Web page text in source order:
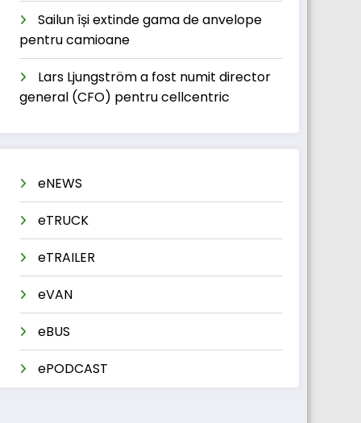
Sailun își extinde gama de anvelope
pentru camioane
Lars Ljungström a fost numit director
general (CFO) pentru cellcentric
eNEWS
eTRUCK
eTRAILER
eVAN
eBUS
ePODCAST